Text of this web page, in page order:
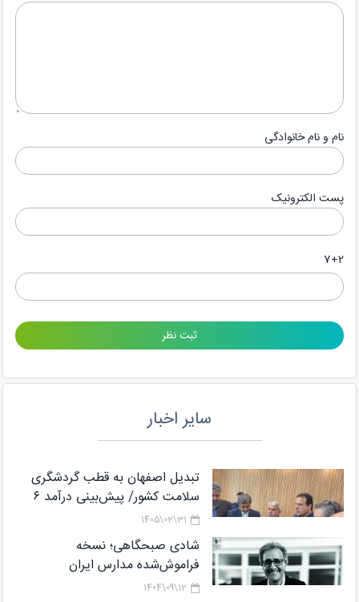
نام و نام خانوادگی
پست الکترونیک
7+2
سایر اخبار
تبدیل اصفهان به قطب گردشگری
سلامت کشور/ پیش‌بینی درآمد ۶
میلیارد دلاری از گردشگری سلامت تا
پایان برنامه هفتم
31\02\1405
شادی صبحگاهی؛ نسخه
فراموش‌شده مدارس ایران
12\09\1404